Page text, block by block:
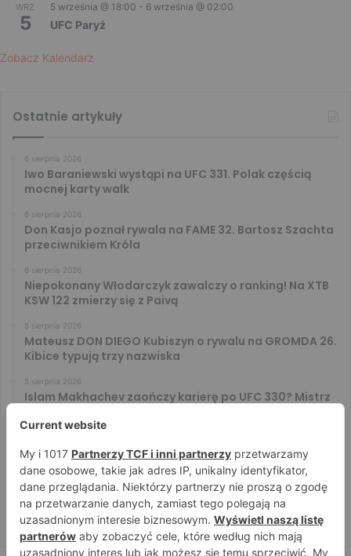
WRZ
5
5 września @ 18:00 - 6 września @ 02:00
UFC Paryż
Zobacz Kalendarz
Ostatnie artykuły
6 sierpnia 2026
Iwo Baraniewski wystąpi na UFC 331. Polak częścią
mocnej karty walk
6 sierpnia 2026
Don Kasjo poznał rywala na FAME 32. Bartosz Szachta
przeciwnikiem Króla
6 sierpnia 2026
Niepokonany Włodarczyk zawalczy o ranking! Na XTB
KSW 122 zmierzy się z Paivą
5 sierpnia 2026
Mateusz DON DIEGO Kubiszyn o rywalu na GROMDA 26.
Kibice typują trzy nazwiska
5 sierpnia 2026
Islam Makhachev zaończy karierę po UFC 330? Mistrz
Tańcula nie gryzł się w język. Wymowna sugestia o
zachowaniu Jacka Murańskiego [VIDEO]
4 sierpnia 2026
Ostre spojrzenia Jóźwiaka i Ryty. Zobacz face to face
przed PRIME 18